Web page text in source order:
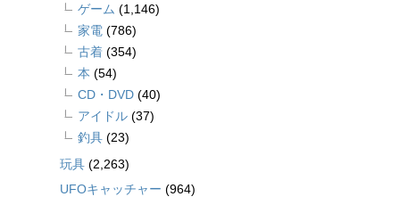
ゲーム (1,146)
家電 (786)
古着 (354)
本 (54)
CD・DVD (40)
アイドル (37)
釣具 (23)
玩具 (2,263)
UFOキャッチャー (964)